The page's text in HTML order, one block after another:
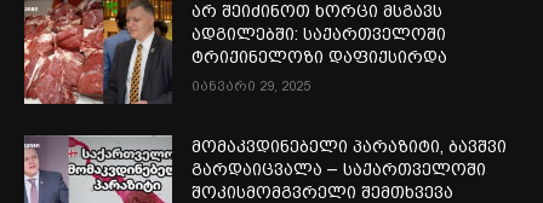
არ შეიძინოთ ხორცი მსგავს
ადგილებში: საქართველოში
ტრიქინელოზი დაფიქსირდა
იანვარი 29, 2025
მომაკვდინებელი პარაზიტი, ბავშვი
გარდაიცვალა – საქართველოში
შოკისმომგვრელი შემთხვევა